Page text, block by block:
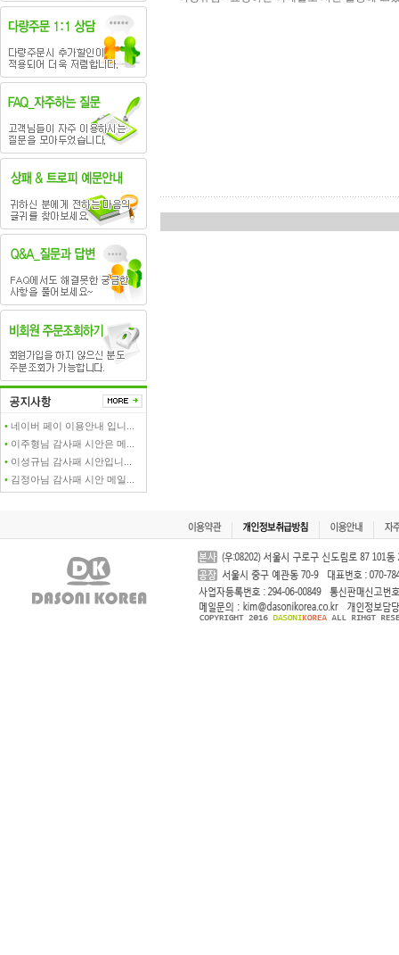
• 네이버 페이 이용안내 입니...
• 이주형님 감사패 시안은 메...
• 이성규님 감사패 시안입니...
• 김정아님 감사패 시안 메일...